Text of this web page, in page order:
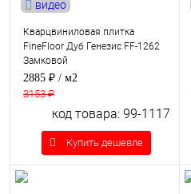
видео
Кварцвиниловая плитка
FineFloor Дуб Генезис FF-1262
Замковой
2885 ₽ / м2
3153 ₽
код товара: 99-1117
Купить дешевле